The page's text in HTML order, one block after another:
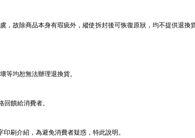
故除商品本身有瑕疵外，縱使拆封後可恢復原狀，均不提供退
等均恕無法辦理退換貨。
饋給消費者。
刷介紹，為避免消費者疑惑，特此說明。